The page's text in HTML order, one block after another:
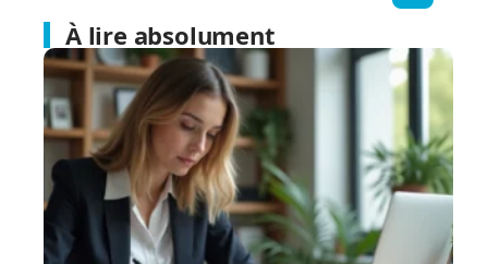
À lire absolument